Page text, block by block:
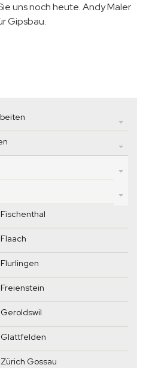
uns noch heute. Andy Maler
Gipsbau.
Glattfelden
Gossau